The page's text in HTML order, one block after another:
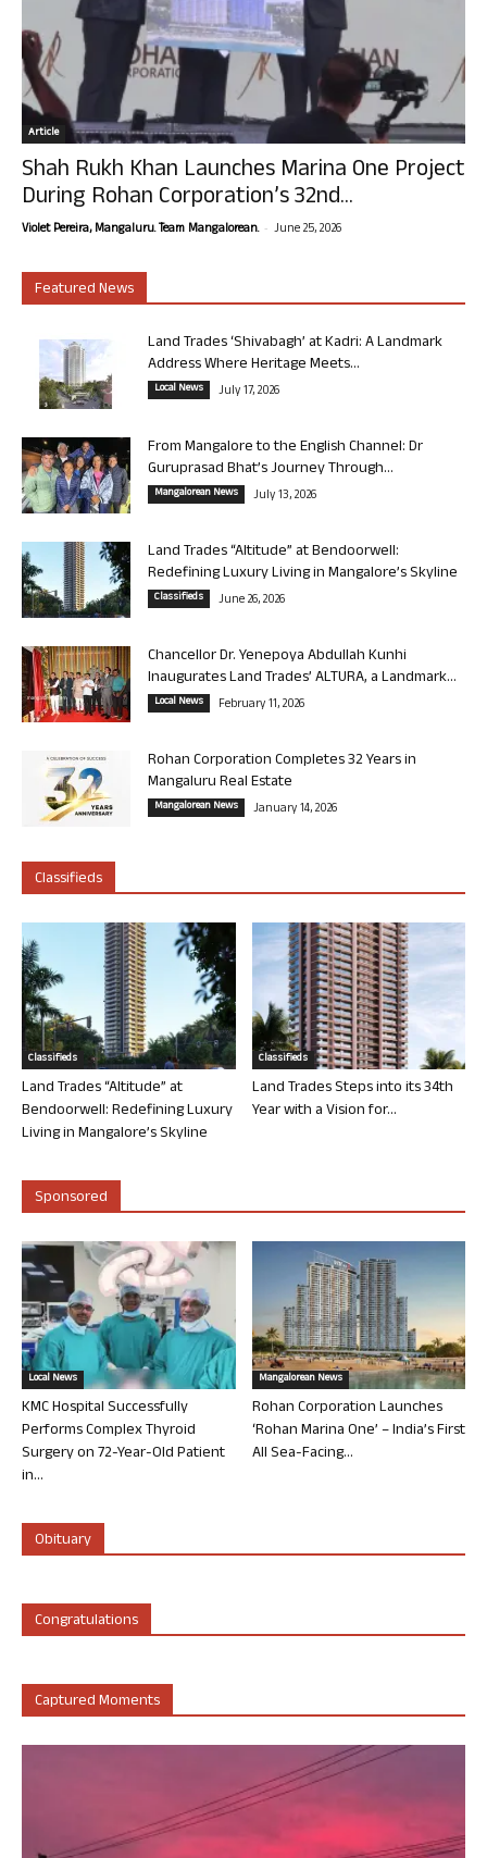
Article
Shah Rukh Khan Launches Marina One Project
During Rohan Corporation’s 32nd...
Violet Pereira, Mangaluru. Team Mangalorean. - June 25, 2026
Featured News
Land Trades ‘Shivabagh’ at Kadri: A Landmark
Address Where Heritage Meets...
Local News July 17, 2026
From Mangalore to the English Channel: Dr
Guruprasad Bhat’s Journey Through...
Mangalorean News July 13, 2026
Land Trades “Altitude” at Bendoorwell:
Redefining Luxury Living in Mangalore’s Skyline
Classifieds June 26, 2026
Chancellor Dr. Yenepoya Abdullah Kunhi
Inaugurates Land Trades’ ALTURA, a Landmark...
Local News February 11, 2026
Rohan Corporation Completes 32 Years in
Mangaluru Real Estate
Mangalorean News January 14, 2026
Classifieds
Classifieds
Land Trades “Altitude” at
Bendoorwell: Redefining Luxury
Living in Mangalore’s Skyline
Classifieds
Land Trades Steps into its 34th
Year with a Vision for...
Sponsored
Local News
KMC Hospital Successfully
Performs Complex Thyroid
Surgery on 72-Year-Old Patient
in...
Mangalorean News
Rohan Corporation Launches
‘Rohan Marina One’ – India’s First
All Sea-Facing...
Obituary
Congratulations
Captured Moments